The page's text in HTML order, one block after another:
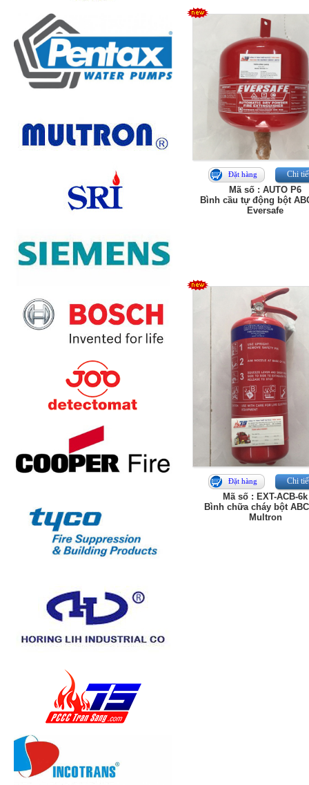
Đặt hàng Chi
Mã số : AUTO P6
Bình cầu tự động bột
Eversafe
Đặt hàng Chi
Mã số : EXT-ACB-6k
Bình chữa cháy bột
Multron